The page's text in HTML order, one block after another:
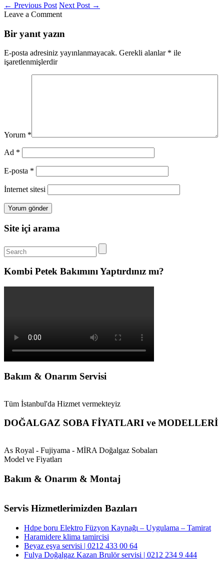
← Previous Post Next Post →
Leave a Comment
Bir yanıt yazın
E-posta adresiniz yayınlanmayacak. Gerekli alanlar * ile
işaretlenmişlerdir
Yorum *
Ad *
E-posta *
İnternet sitesi
Site içi arama
Kombi Petek Bakımını Yaptırdınız mı?
Bakım & Onarım Servisi
Tüm İstanbul'da Hizmet vermekteyiz
DOĞALGAZ SOBA FİYATLARI ve MODELLERİ
As Royal - Fujiyama - MİRA Doğalgaz Sobaları
Model ve Fiyatları
Bakım & Onarım & Montaj
Servis Hizmetlerimizden Bazıları
Hdpe boru Elektro Füzyon Kaynağı – Uygulama – Tamirat
Haramidere klima tamircisi
Beyaz eşya servisi | 0212 433 00 64
Fulya Doğalgaz Kazan Brulör servisi | 0212 234 9 444